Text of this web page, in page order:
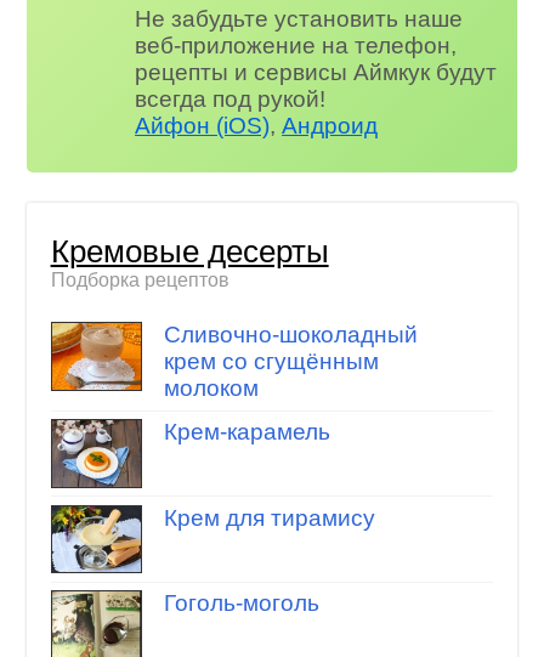
Не забудьте установить наше
веб-приложение на телефон,
рецепты и сервисы Аймкук будут
всегда под рукой!
Айфон (iOS),Андроид
Кремовые десерты
Подборка рецептов
Сливочно-шоколадный
крем со сгущённым
молоком
Крем-карамель
Крем для тирамису
Гоголь-моголь